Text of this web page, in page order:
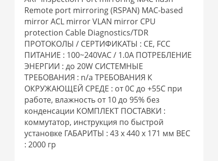
Remote port mirroring (RSPAN) MAC-based
mirror ACL mirror VLAN mirror CPU
protection Cable Diagnostics/TDR
ПРОТОКОЛЫ / СЕРТИФИКАТЫ : CE, FCC
ПИТАНИЕ : 100~240VAC / 1.0A ПОТРЕБЛЕНИЕ
ЭНЕРГИИ : до 20W СИСТЕМНЫЕ
ТРЕБОВАНИЯ : n/a ТРЕБОВАНИЯ К
ОКРУЖАЮЩЕЙ СРЕДЕ : от 0C до +55С при
работе, влажность от 10 до 95% без
конденсации КОМПЛЕКТ ПОСТАВКИ :
коммутатор, инструкция по быстрой
установке ГАБАРИТЫ : 43 x 440 x 171 мм ВЕС
: 2000 гр